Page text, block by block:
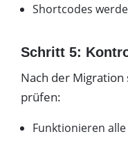
Shortcodes
Schritt 5:
Nach der
prüfen:
Funktionieren